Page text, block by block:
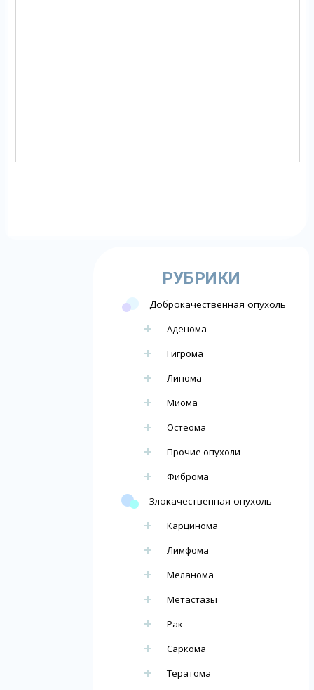
РУБРИКИ
Доброкачественная опухоль
Аденома
Гигрома
Липома
Миома
Остеома
Прочие опухоли
Фиброма
Злокачественная опухоль
Карцинома
Лимфома
Меланома
Метастазы
Рак
Саркома
Тератома